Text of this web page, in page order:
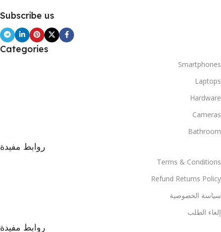
Subscribe us
Categories
Smartphones
Laptops
Hardware
Cameras
Bathroom
روابط مفيدة
Terms & Conditions
Refund Returns Policy
سياسة الخصوصية
إلغاء الطلب
روابط مفيدة